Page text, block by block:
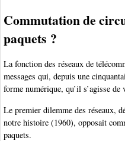
Commutation de
paquets ?
La fonction des réseaux de
messages qui, depuis une
forme numérique, qu’il s’agisse
Le premier dilemme des réseaux,
notre histoire (1960), opposait
paquets.